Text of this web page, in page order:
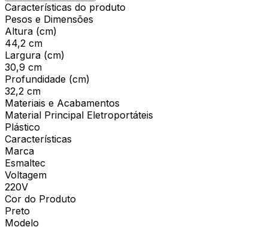
Características do produto
Pesos e Dimensões
Altura (cm)
44,2 cm
Largura (cm)
30,9 cm
Profundidade (cm)
32,2 cm
Materiais e Acabamentos
Material Principal Eletroportáteis
Plástico
Características
Marca
Esmaltec
Voltagem
220V
Cor do Produto
Preto
Modelo